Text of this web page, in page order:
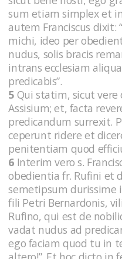
sum etiam simplex et
autem Franciscus dixit:
michi, ideo per
nudus, solis bracis
intrans ecclesiam
predicabis”.
5 Qui statim, sicut vere
Assisium; et, facta
predicandum surrexit.
ceperunt ridere et
penitentiam quod
6 Interim vero s.
obedientia fr. Rufini et
semetipsum durissime
fili Petri Bernardonis,
Rufino, qui est de
vadat nudus ad
ego faciam quod tu in